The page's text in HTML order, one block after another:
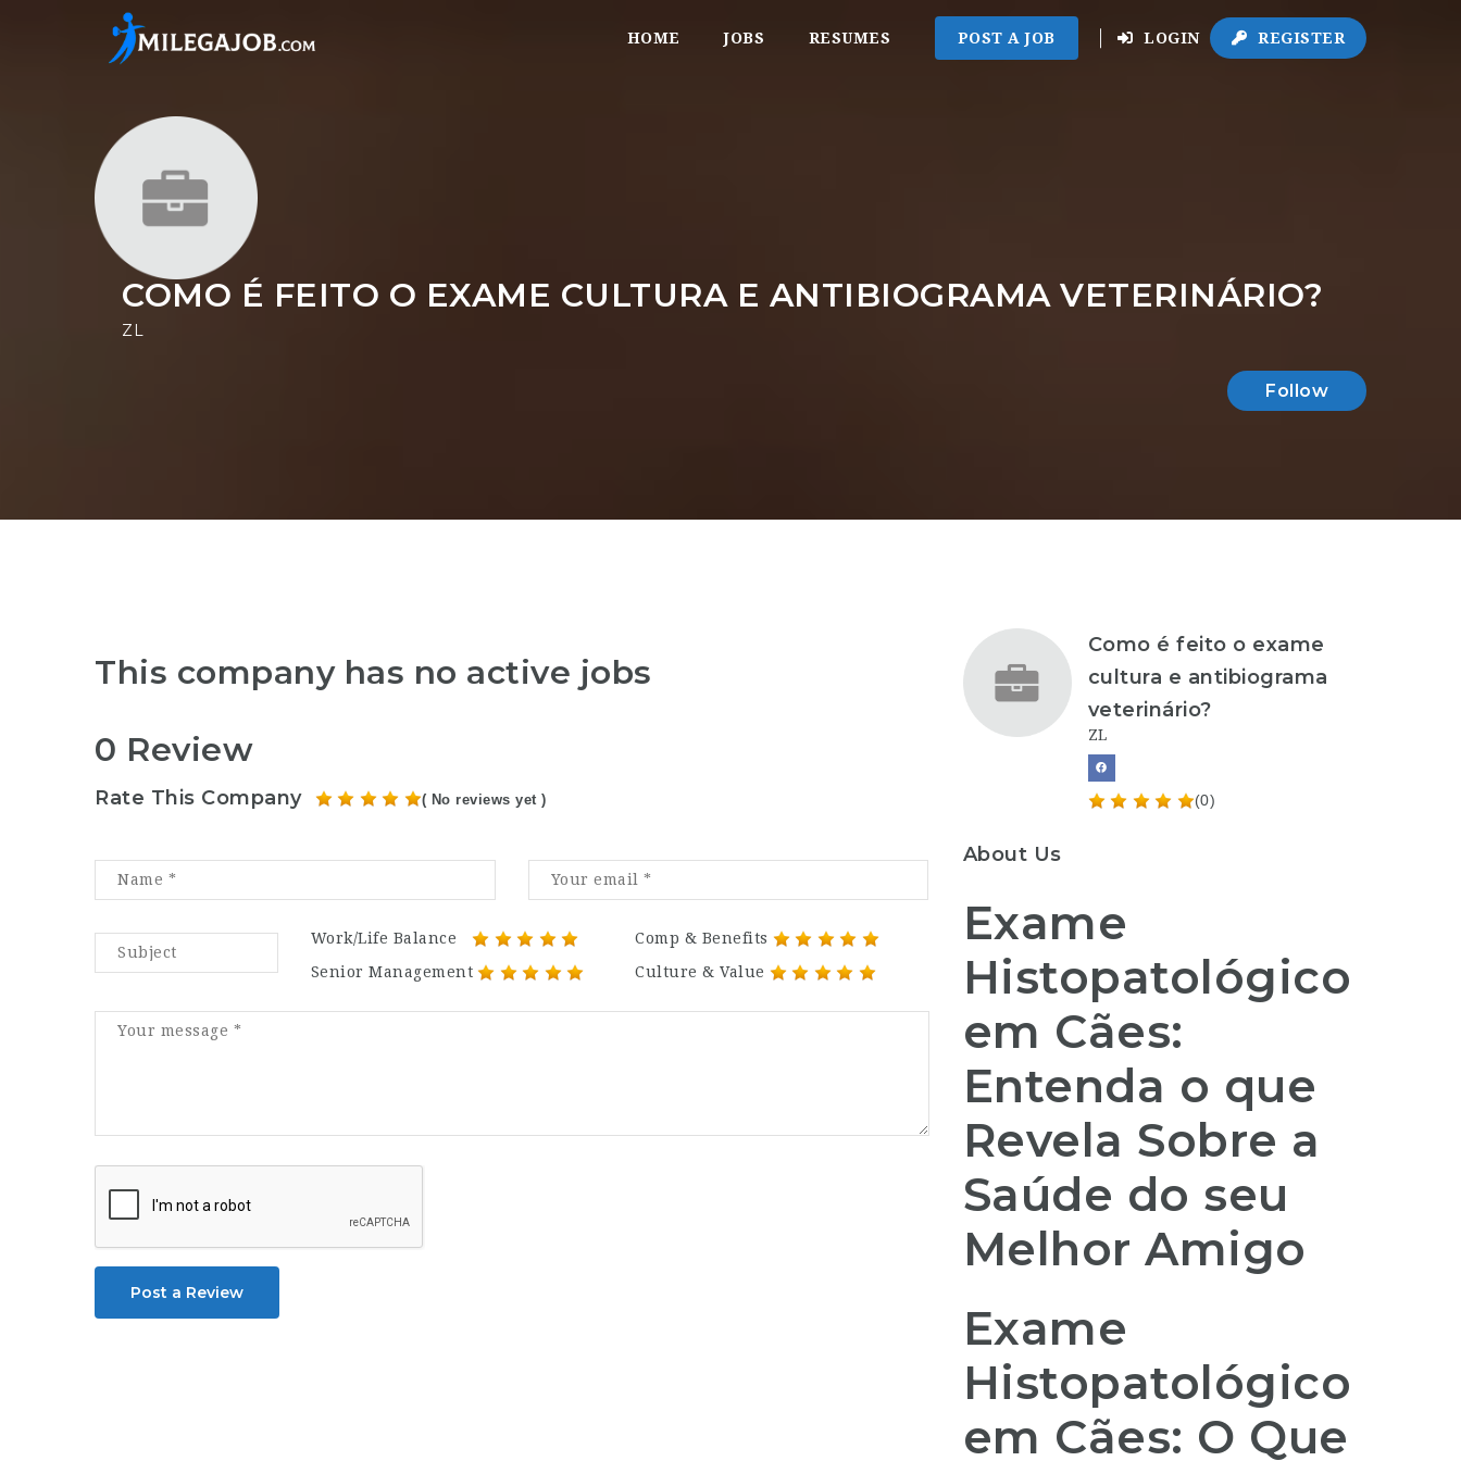
HOME JOBS RESUMES POST A JOB LOGIN REGISTER
COMO É FEITO O EXAME CULTURA E ANTIBIOGRAMA VETERINÁRIO?
ZL
Follow
This company has no active jobs
0 Review
Rate This Company ( No reviews yet )
Work/Life Balance
Comp & Benefits
Senior Management
Culture & Value
Post a Review
Como é feito o exame
cultura e antibiograma
veterinário?
ZL
(0)
About Us
Exame
Histopatológico
em Cães:
Entenda o que
Revela Sobre a
Saúde do seu
Melhor Amigo
Exame
Histopatológico
em Cães: O Que